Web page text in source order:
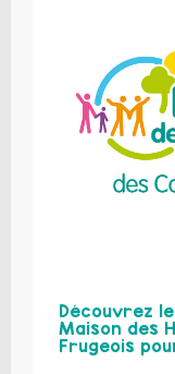
Découvrez
Maison des
Frugeois